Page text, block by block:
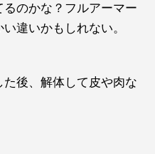
のかな？フルアーマー
違いかもしれない。
後、解体して皮や肉な